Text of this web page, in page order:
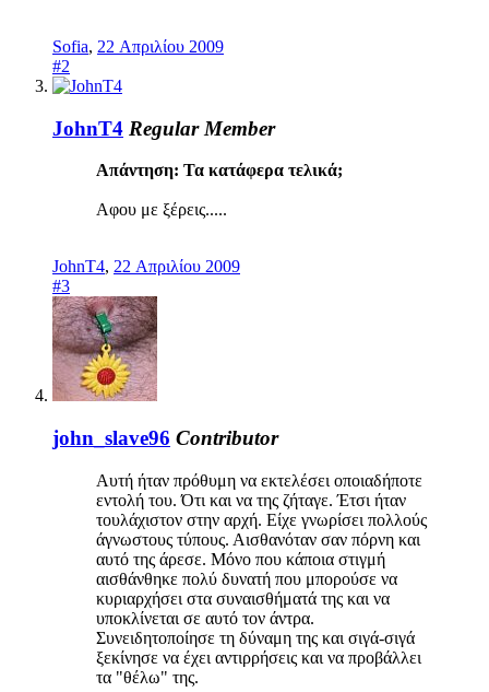
Sofia, 22 Απριλίου 2009
#2
JohnT4 Regular Member
Απάντηση: Τα κατάφερα τελικά;
Αφου με ξέρεις.....
JohnT4, 22 Απριλίου 2009
#3
john_slave96 Contributor
Αυτή ήταν πρόθυμη να εκτελέσει οποιαδήποτε
εντολή του. Ότι και να της ζήταγε. Έτσι ήταν
τουλάχιστον στην αρχή. Είχε γνωρίσει πολλούς
άγνωστους τύπους. Αισθανόταν σαν πόρνη και
αυτό της άρεσε. Μόνο που κάποια στιγμή
αισθάνθηκε πολύ δυνατή που μπορούσε να
κυριαρχήσει στα συναισθήματά της και να
υποκλίνεται σε αυτό τον άντρα.
Συνειδητοποίησε τη δύναμη της και σιγά-σιγά
ξεκίνησε να έχει αντιρρήσεις και να προβάλλει
τα "θέλω" της.